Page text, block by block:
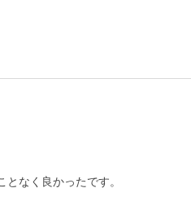
なく良かったです。